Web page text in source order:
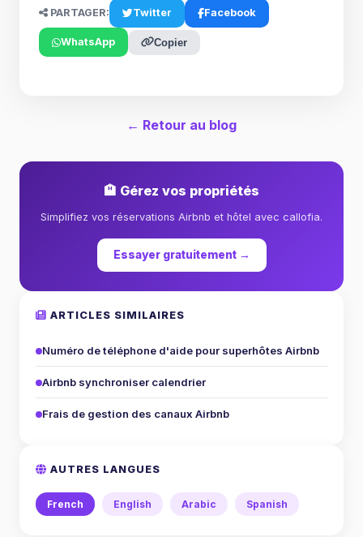
PARTAGER: Twitter Facebook
WhatsApp Copier
← Retour au blog
🏨 Gérez vos propriétés
Simplifiez vos réservations Airbnb et hôtel avec callofia.
Essayer gratuitement →
ARTICLES SIMILAIRES
Numéro de téléphone d'aide pour superhôtes Airbnb
Airbnb synchroniser calendrier
Frais de gestion des canaux Airbnb
AUTRES LANGUES
French English Arabic Spanish